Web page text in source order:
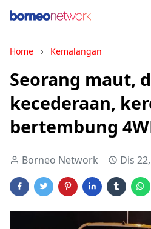
Home Kemalangan
Seorang maut,
kecederaan,
bertembung
Borneo Network Dis